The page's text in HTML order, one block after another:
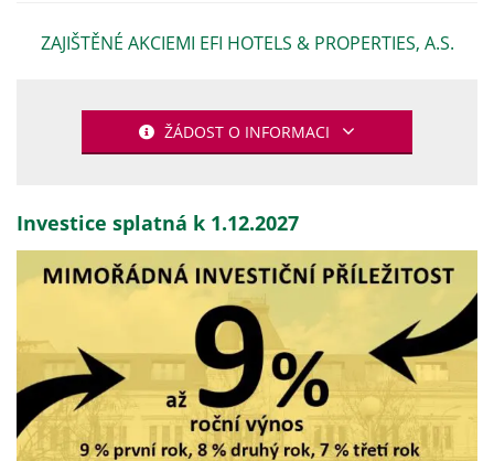
ZAJIŠTĚNÉ AKCIEMI EFI HOTELS & PROPERTIES, A.S.
ŽÁDOST O INFORMACI
Investice splatná k 1.12.2027